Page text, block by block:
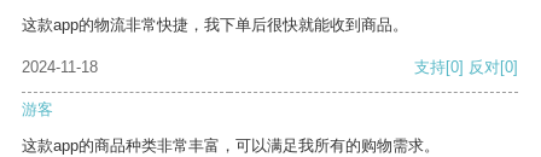
这款app的物流非常快捷，我下单后很快就能收到商品。
2024-11-18 支持[0] 反对[0]
游客
这款app的商品种类非常丰富，可以满足我所有的购物需求。